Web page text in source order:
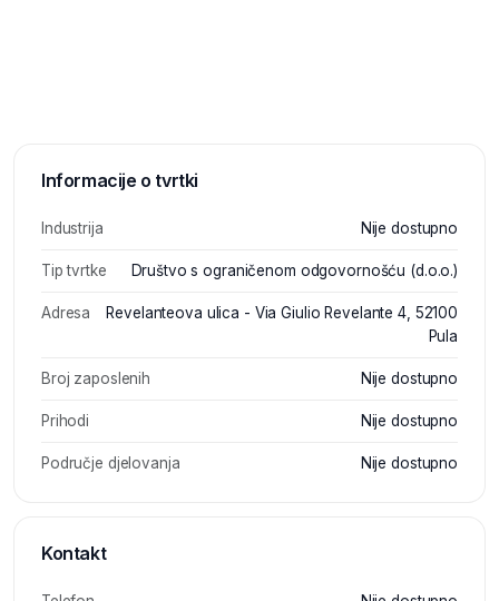
Informacije o tvrtki
Industrija Nije dostupno
Tip tvrtke Društvo s ograničenom odgovornošću (d.o.o.)
Adresa
Revelanteova ulica - Via Giulio Revelante 4, 52100
Pula
Broj zaposlenih Nije dostupno
Prihodi Nije dostupno
Područje djelovanja Nije dostupno
Kontakt